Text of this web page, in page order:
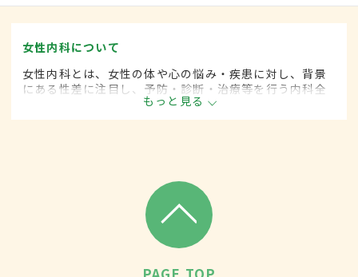
女性内科について
女性内科とは、女性の体や心の悩み・疾患に対し、背景
にある性差に注目し、予防・診断・治療等を行う内科全
般領域です。ライフスタイルが多様化する中、女性の健
康をトータルサポートし、必要に応じて連携医療機関へ
もっと見る